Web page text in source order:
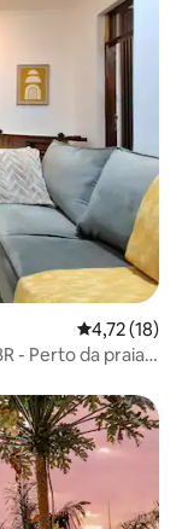
4,72 de uma
4,72 (18)
- Perto da praia e